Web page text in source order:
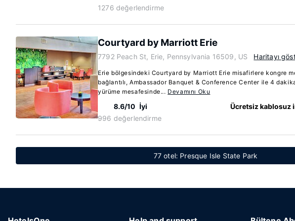
1276 değerlendirme
Courtyard by Marriott Erie
7792 Peach St, Erie, Pennsylvania 16509, US Haritayı
Erie bölgesindeki Courtyard by Marriott Erie misafirlere kongre
bağlantılı, Ambassador Banquet & Conference Center ile 4
yürüme mesafesinde... Devamını Oku
8.6/10 İyi
996 değerlendirme
Ücretsiz kablosuz
77 otel: Presque Isle State Park